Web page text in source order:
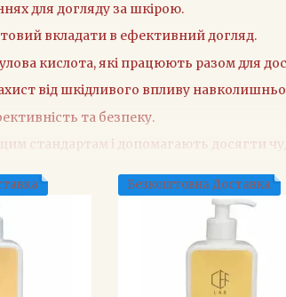
для догляду за шкірою.
вкладати в ефективний догляд.
кислота, які працюють разом для
від шкідливого впливу
та безпеку.
і допомагають досягти
досягнень та інноваційних технологій.
найкращий догляд за вашою
стандартам якості та безпеки.
шкіри, освітлити пігментацію та
Безкоштовна Доставка